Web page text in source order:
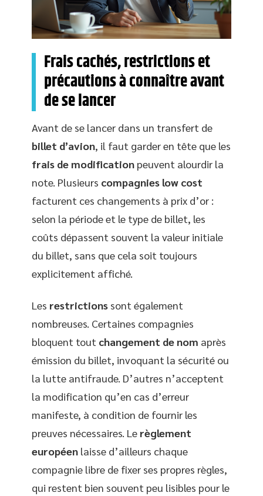
Frais cachés, restrictions et
précautions à connaître avant
de se lancer
Avant de se lancer dans un transfert de
billet d’avion, il faut garder en tête que les
frais de modification peuvent alourdir la
note. Plusieurs compagnies low cost
facturent ces changements à prix d’or :
selon la période et le type de billet, les
coûts dépassent souvent la valeur initiale
du billet, sans que cela soit toujours
explicitement affiché.
Les restrictions sont également
nombreuses. Certaines compagnies
bloquent tout changement de nom après
émission du billet, invoquant la sécurité ou
la lutte antifraude. D’autres n’acceptent
la modification qu’en cas d’erreur
manifeste, à condition de fournir les
preuves nécessaires. Le règlement
européen laisse d’ailleurs chaque
compagnie libre de fixer ses propres règles,
qui restent bien souvent peu lisibles pour le